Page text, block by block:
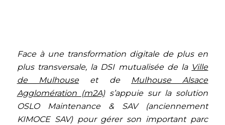
Face à une transformation digitale de plus en
plus transversale, la DSI mutualisée de la Ville
de Mulhouseet de
Mulhouse Alsace
Agglomération (m2A)s’appuie sur la solution
OSLO Maintenance & SAV (anciennement
KIMOCE SAV) pour gérer son important parc